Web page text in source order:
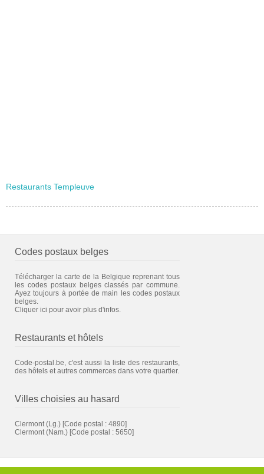
Restaurants Templeuve
Codes postaux belges
Télécharger la carte de la Belgique reprenant tous
les codes postaux belges classés par commune.
Ayez toujours à portée de main les codes postaux
belges.
Cliquer ici pour avoir plus d'infos.
Restaurants et hôtels
Code-postal.be, c'est aussi la liste des restaurants,
des hôtels et autres commerces dans votre quartier.
Villes choisies au hasard
Clermont (Lg.) [Code postal : 4890]
Clermont (Nam.) [Code postal : 5650]